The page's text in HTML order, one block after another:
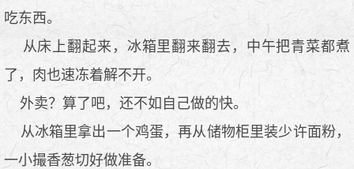
吃东西。
从床上翻起来，冰箱里翻来翻去，中午把青菜都煮
了，肉也速冻着解不开。
外卖？算了吧，还不如自己做的快。
从冰箱里拿出一个鸡蛋，再从储物柜里装少许面粉，
一小撮香葱切好做准备。